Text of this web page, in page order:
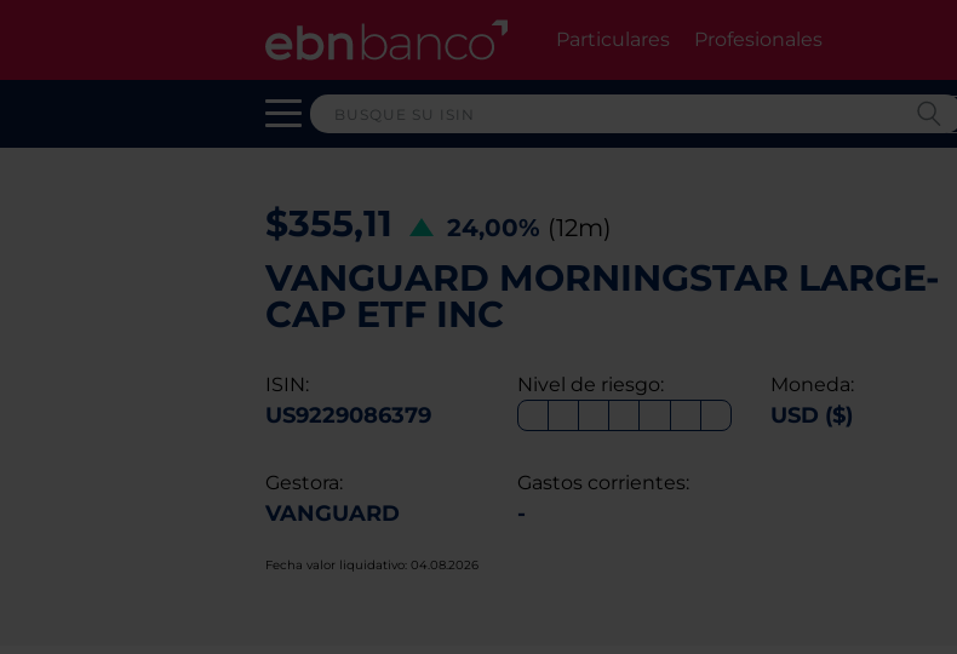
Particulares Profesionales
$355,11 24,00% (12m)
VANGUARD MORNINGSTAR LARGE-
CAP ETF INC
ISIN:
US9229086379
Nivel de riesgo: Moneda:
USD ($)
Gestora:
VANGUARD
Gastos corrientes:
-
Fecha valor liquidativo: 04.08.2026